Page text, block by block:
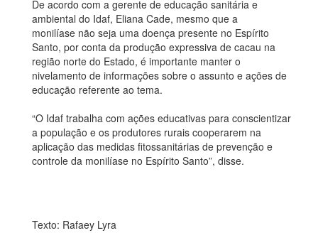
De acordo com a gerente de educação sanitária e
ambiental do Idaf, Eliana Cade, mesmo que a
monilíase não seja uma doença presente no Espírito
Santo, por conta da produção expressiva de cacau na
região norte do Estado, é importante manter o
nivelamento de informações sobre o assunto e ações de
educação referente ao tema.
“O Idaf trabalha com ações educativas para conscientizar
a população e os produtores rurais cooperarem na
aplicação das medidas fitossanitárias de prevenção e
controle da monilíase no Espírito Santo”, disse.
Texto: Rafaey Lyra